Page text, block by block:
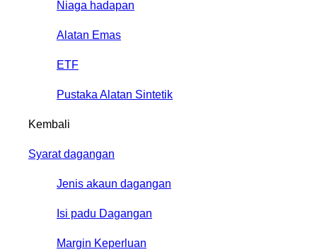
Niaga hadapan
Alatan Emas
ETF
Pustaka Alatan Sintetik
Kembali
Syarat dagangan
Jenis akaun dagangan
Isi padu Dagangan
Margin Keperluan